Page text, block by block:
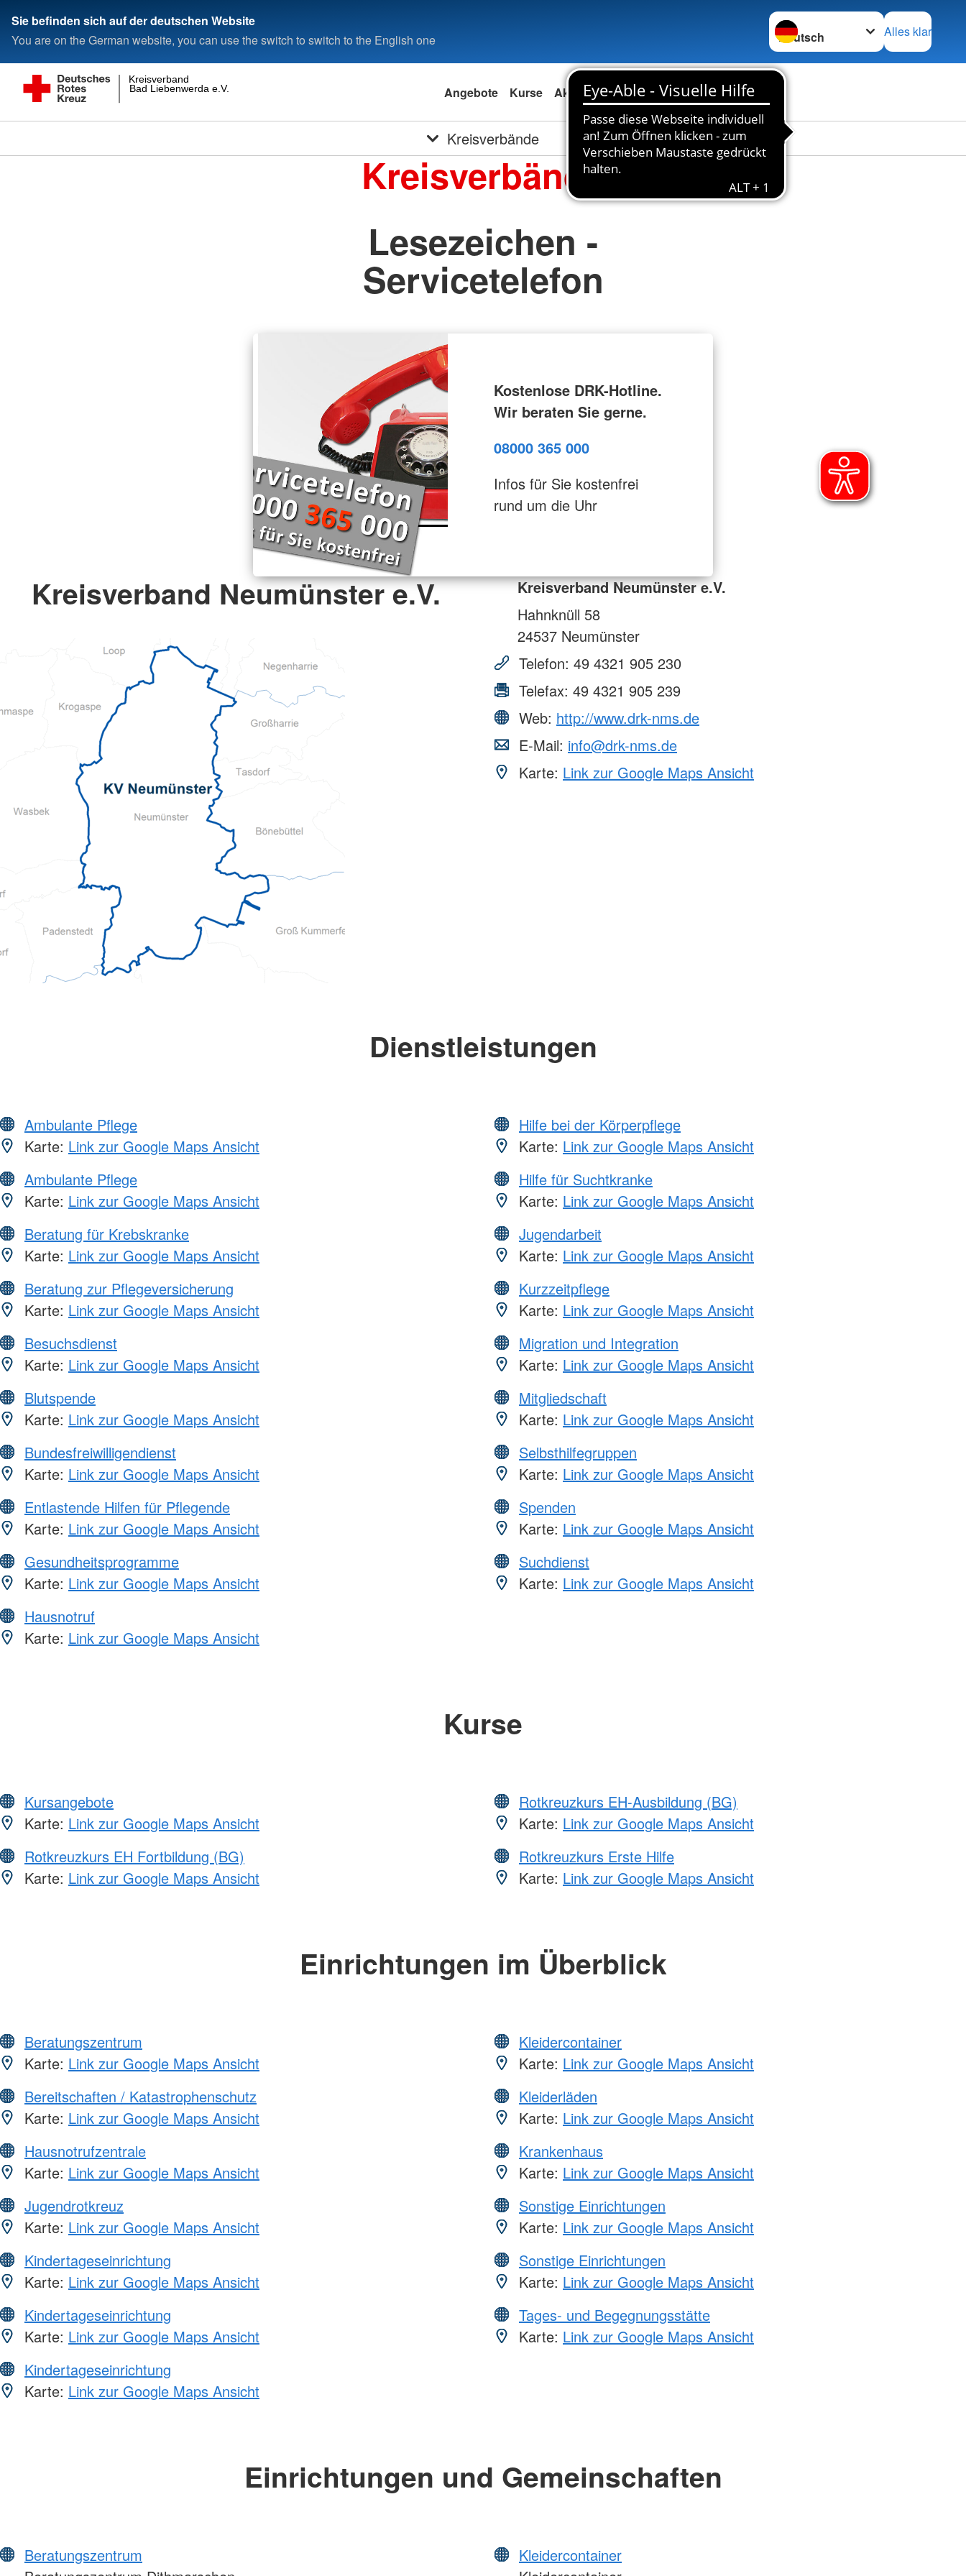
Sie befinden sich auf der deutschen Website
You are on the German website, you can use the switch to switch to the English one
Sprache wechseln zu
Alles klar
Bad Liebenwerda e.V.
Kreisverband
Angebote Kurse Aktuell Spenden Das DRK
Kreisverbände
Kreisverbände
Lesezeichen -
Servicetelefon
Kostenlose DRK-Hotline.
Wir beraten Sie gerne.
08000 365 000
Infos für Sie kostenfrei
rund um die Uhr
Kreisverband Neumünster e.V.
Kreisverband Neumünster e.V.
Hahnknüll 58
24537 Neumünster
Telefon: 49 4321 905 230
Telefax: 49 4321 905 239
Web: http://www.drk-nms.de
E-Mail: info@drk-nms.de
Karte: Link zur Google Maps Ansicht
Dienstleistungen
Ambulante Pflege
Karte: Link zur Google Maps Ansicht
Ambulante Pflege
Karte: Link zur Google Maps Ansicht
Beratung für Krebskranke
Karte: Link zur Google Maps Ansicht
Beratung zur Pflegeversicherung
Karte: Link zur Google Maps Ansicht
Besuchsdienst
Karte: Link zur Google Maps Ansicht
Blutspende
Karte: Link zur Google Maps Ansicht
Bundesfreiwilligendienst
Karte: Link zur Google Maps Ansicht
Entlastende Hilfen für Pflegende
Karte: Link zur Google Maps Ansicht
Gesundheitsprogramme
Karte: Link zur Google Maps Ansicht
Hausnotruf
Karte: Link zur Google Maps Ansicht
Hilfe bei der Körperpflege
Karte: Link zur Google Maps Ansicht
Hilfe für Suchtkranke
Karte: Link zur Google Maps Ansicht
Jugendarbeit
Karte: Link zur Google Maps Ansicht
Kurzzeitpflege
Karte: Link zur Google Maps Ansicht
Migration und Integration
Karte: Link zur Google Maps Ansicht
Mitgliedschaft
Karte: Link zur Google Maps Ansicht
Selbsthilfegruppen
Karte: Link zur Google Maps Ansicht
Spenden
Karte: Link zur Google Maps Ansicht
Suchdienst
Karte: Link zur Google Maps Ansicht
Kurse
Kursangebote
Karte: Link zur Google Maps Ansicht
Rotkreuzkurs EH Fortbildung (BG)
Karte: Link zur Google Maps Ansicht
Rotkreuzkurs EH-Ausbildung (BG)
Karte: Link zur Google Maps Ansicht
Rotkreuzkurs Erste Hilfe
Karte: Link zur Google Maps Ansicht
Einrichtungen im Überblick
Beratungszentrum
Karte: Link zur Google Maps Ansicht
Bereitschaften / Katastrophenschutz
Karte: Link zur Google Maps Ansicht
Hausnotrufzentrale
Karte: Link zur Google Maps Ansicht
Jugendrotkreuz
Karte: Link zur Google Maps Ansicht
Kindertageseinrichtung
Karte: Link zur Google Maps Ansicht
Kindertageseinrichtung
Karte: Link zur Google Maps Ansicht
Kindertageseinrichtung
Karte: Link zur Google Maps Ansicht
Kleidercontainer
Karte: Link zur Google Maps Ansicht
Kleiderläden
Karte: Link zur Google Maps Ansicht
Krankenhaus
Karte: Link zur Google Maps Ansicht
Sonstige Einrichtungen
Karte: Link zur Google Maps Ansicht
Sonstige Einrichtungen
Karte: Link zur Google Maps Ansicht
Tages- und Begegnungsstätte
Karte: Link zur Google Maps Ansicht
Einrichtungen und Gemeinschaften
Beratungszentrum
Kleidercontainer